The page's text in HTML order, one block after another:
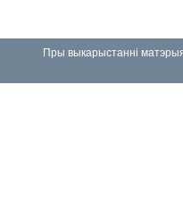
Пры выкарыстанні